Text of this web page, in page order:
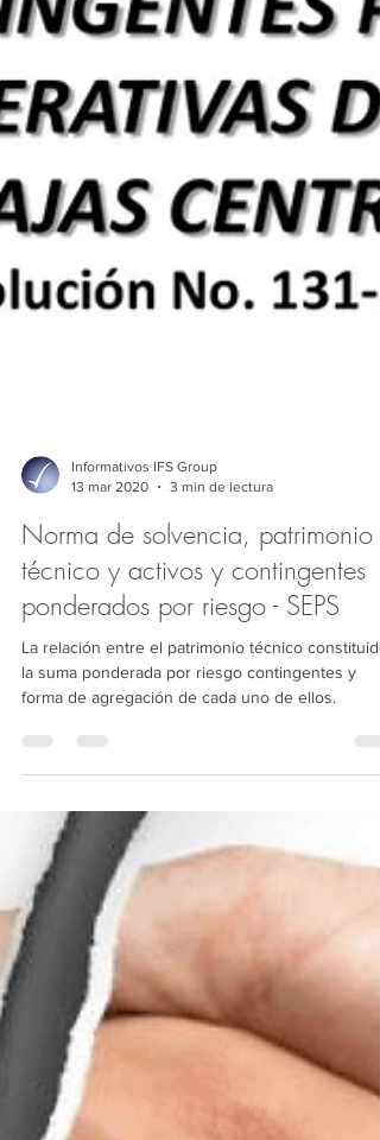
Informativos IFS Group
13 mar 2020
3 min de lectura
Norma de solvencia, patrimonio
técnico y activos y contingentes
ponderados por riesgo - SEPS
La relación entre el patrimonio técnico